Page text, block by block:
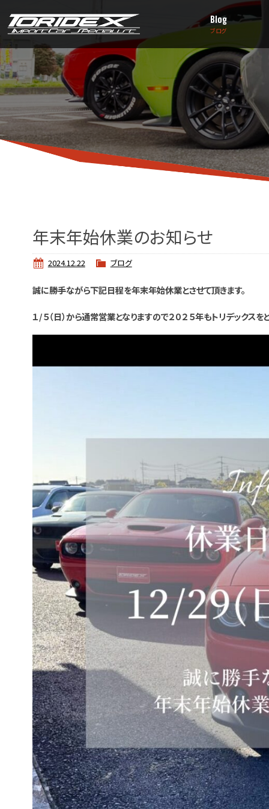
Blog
ブログ
年末年始休業のお知らせ
2024.12.22 ブログ
誠に勝手ながら下記日程を年末年始休業とさせて頂きます。
１/５（日）から通常営業となりますので２０２５年もトリデックスを